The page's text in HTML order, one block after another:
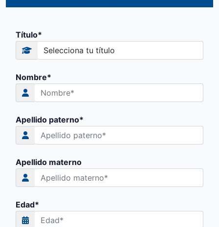
Título*
Nombre*
Apellido paterno*
Apellido materno
Edad*